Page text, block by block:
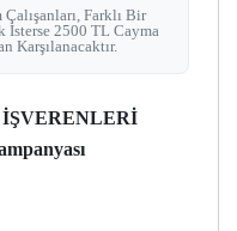
Farklı Bir
İsterse 2500 TL Cayma
Karşılanacaktır.